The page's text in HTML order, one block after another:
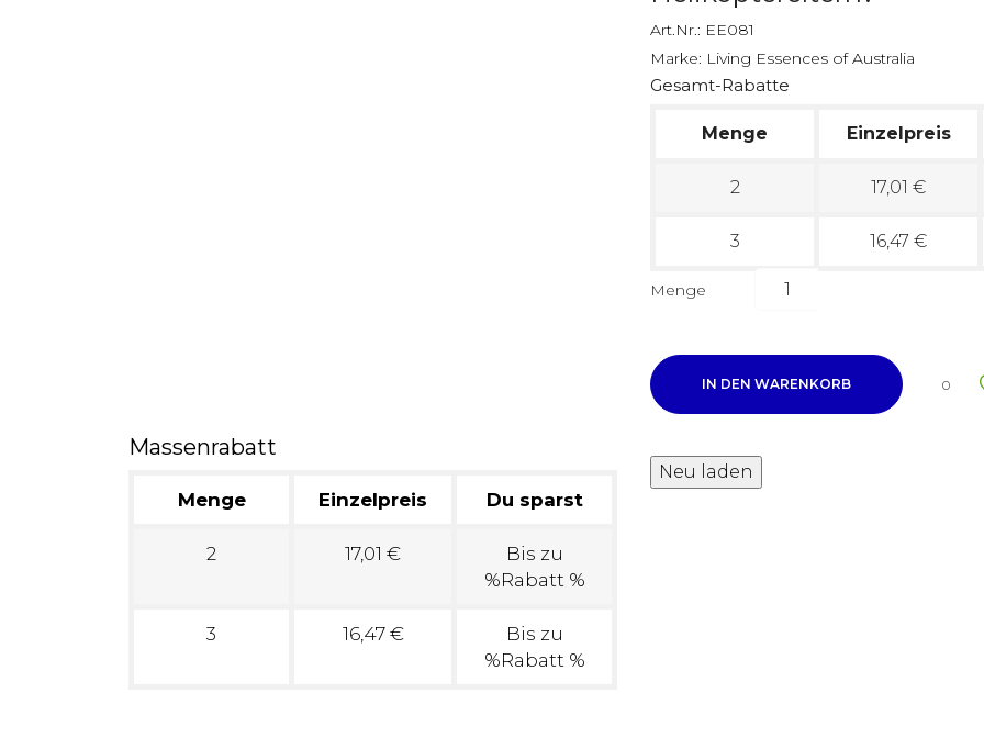
Massenrabatt
Menge Einzelpreis Du sparst
2 17,01 €
Bis zu
%Rabatt %
3 16,47 €
Bis zu
%Rabatt %
Art.Nr.: EE081
Marke: Living Essences of Australia
Gesamt-Rabatte
Menge Einzelpreis
2 17,01 €
3 16,47 €
Menge
IN DEN WARENKORB 0